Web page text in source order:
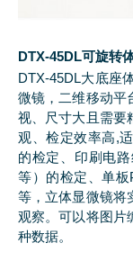
DTX-45DL可旋转
DTX-45DL大底座
微镜，二维移动平
视、尺寸大且需要
观、检定效率高,
的检定、印刷电
等）的检定、单
等，立体显微镜将
观察。可以将图片
种数据。